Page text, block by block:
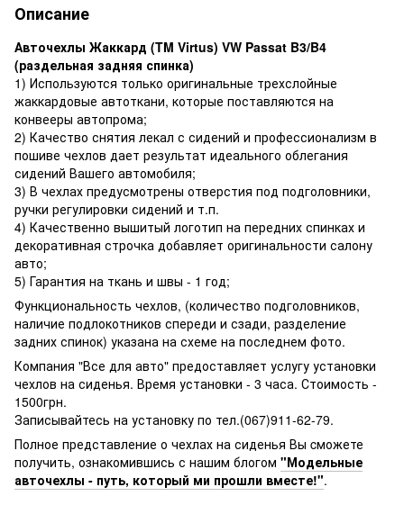
Описание
Авточехлы Жаккард (TM Virtus) VW Passat B3/B4
(раздельная задняя спинка)
1) Используются только оригинальные трехслойные
жаккардовые автоткани, которые поставляются на
конвееры автопрома;
2) Качество снятия лекал с сидений и профессионализм в
пошиве чехлов дает результат идеального облегания
сидений Вашего автомобиля;
3) В чехлах предусмотрены отверстия под подголовники,
ручки регулировки сидений и т.п.
4) Качественно вышитый логотип на передних спинках и
декоративная строчка добавляет оригинальности салону
авто;
5) Гарантия на ткань и швы - 1 год;
Функциональность чехлов, (количество подголовников,
наличие подлокотников спереди и сзади, разделение
задних спинок) указана на схеме на последнем фото.
Компания "Все для авто" предоставляет услугу установки
чехлов на сиденья. Время установки - 3 часа. Стоимость -
1500грн.
Записывайтесь на установку по тел.(067)911-62-79.
Полное представление о чехлах на сиденья Вы cможете
получить, ознакомившись с нашим блогом "Модельные
авточехлы - путь, который ми прошли вместе!".